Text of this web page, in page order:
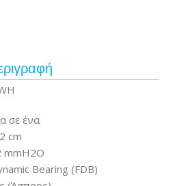
σε ένα
cm
mmH2O
Bearing (FDB)